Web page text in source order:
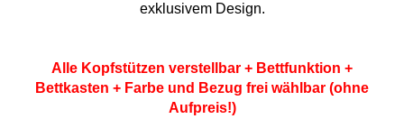
exklusivem Design.
Alle Kopfstützen verstellbar + Bettfunktion +
Bettkasten + Farbe und Bezug frei wählbar (ohne
Aufpreis!)